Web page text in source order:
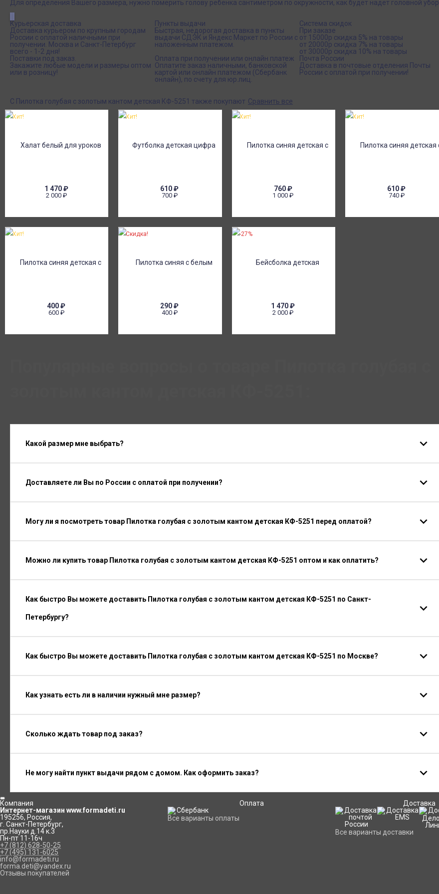
Для определения Вашего размера, нужно померить голову ребенка сантиметром по окружности, как будет надет головной убор.
Курьерская доставка
Доставка курьером по крупным городам
России с оплатой наличными при
получении. Москва и Санкт-Петербург
всего - 1-2 дня!
Пункты выдачи
Быстрая, недорогая доставка в пункты
выдачи СДЭК и Яндекс Маркет по России с
наложенным платежом.
Система скидок
При заказе
от 15000р скидка 5% на товары
от 20000р скидка 7% на товары
от 30000р скидка 10% на товары
Поставки под заказ.
Закажите любые модели и размеры оптом
или в розницу!
Оплата при получении или онлайн платеж
Оплатите заказ наличными, банковской
картой или онлайн платежом (Сбербанк
онлайн), по счету для юр.лиц.
Почта России
Доставка в почтовые отделения Почты
России с оплатой при получении!
С Пилотка голубая с золотым кантом детская КФ-5251 также покупают Сравнить все
1 470₽
2 000 ₽
Хит!
610₽
700 ₽
Хит!
760₽
1 000₽
Хит!
610₽
740 ₽
Хит!
400₽
600 ₽
Хит!
290₽
400 ₽
Скидка!
1 470₽
2 000₽
-27%
Какой размер мне выбрать?
Доставляете ли Вы по России с оплатой при получении?
Могу ли я посмотреть товар Пилотка голубая с золотым кантом детская КФ-5251 перед оплатой?
Можно ли купить товар Пилотка голубая с золотым кантом детская КФ-5251 оптом и как оплатить?
Как быстро Вы можете доставить Пилотка голубая с золотым кантом детская КФ-5251 по Санкт-
Петербургу?
Как быстро Вы можете доставить Пилотка голубая с золотым кантом детская КФ-5251 по Москве?
Как узнать есть ли в наличии нужный мне размер?
Сколько ждать товар под заказ?
Не могу найти пункт выдачи рядом с домом. Как оформить заказ?
Компания
Интернет-магазин www.formadeti.ru
195256, Россия,
г. Санкт-Петербург,
пр.Науки д.14 к.3
Пн-пт 11-16ч
+7 (812) 628-50-25
+7 (495) 131-6025
info@formadeti.ru
forma.deti@yandex.ru
Отзывы покупателей
Оплата
Все варианты оплаты
Доставка
Все варианты доставки